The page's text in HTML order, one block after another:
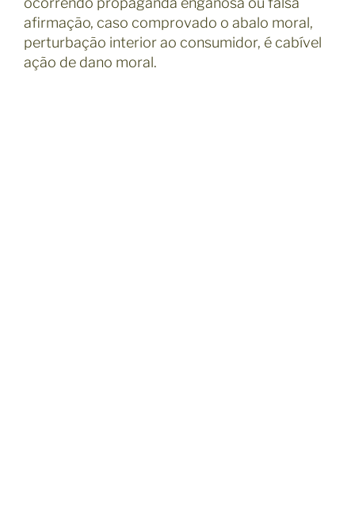
afirmação, caso comprovado o abalo moral,
perturbação interior ao consumidor, é cabível
ação de dano moral.